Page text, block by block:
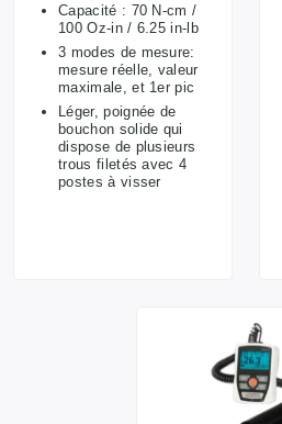
Capacité : 70 N-cm /
100 Oz-in / 6.25 in-lb
3 modes de mesure:
mesure réelle, valeur
maximale, et 1er pic
Léger, poignée de
bouchon solide qui
dispose de plusieurs
trous filetés avec 4
postes à visser